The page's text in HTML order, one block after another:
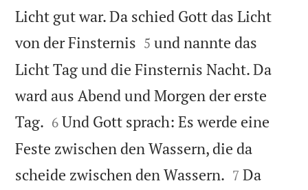
Licht gut war. Da schied Gott das Licht
von der Finsternis 

5 und nannte das
Licht Tag und die Finsternis Nacht. Da
ward aus Abend und Morgen der erste
Tag. 

6 Und Gott sprach: Es werde eine
Feste zwischen den Wassern, die da
scheide zwischen den Wassern. 

7 Da